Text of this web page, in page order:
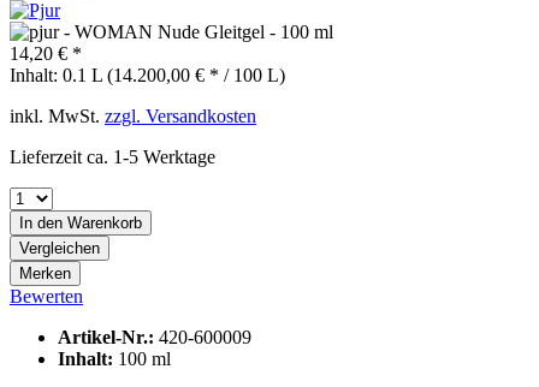
14,20 € *
Inhalt: 0.1 L (14.200,00 € * / 100 L)
inkl. MwSt. zzgl. Versandkosten
Lieferzeit ca. 1-5 Werktage
In den Warenkorb
Vergleichen
Merken
Bewerten
Artikel-Nr.: 420-600009
Inhalt: 100 ml